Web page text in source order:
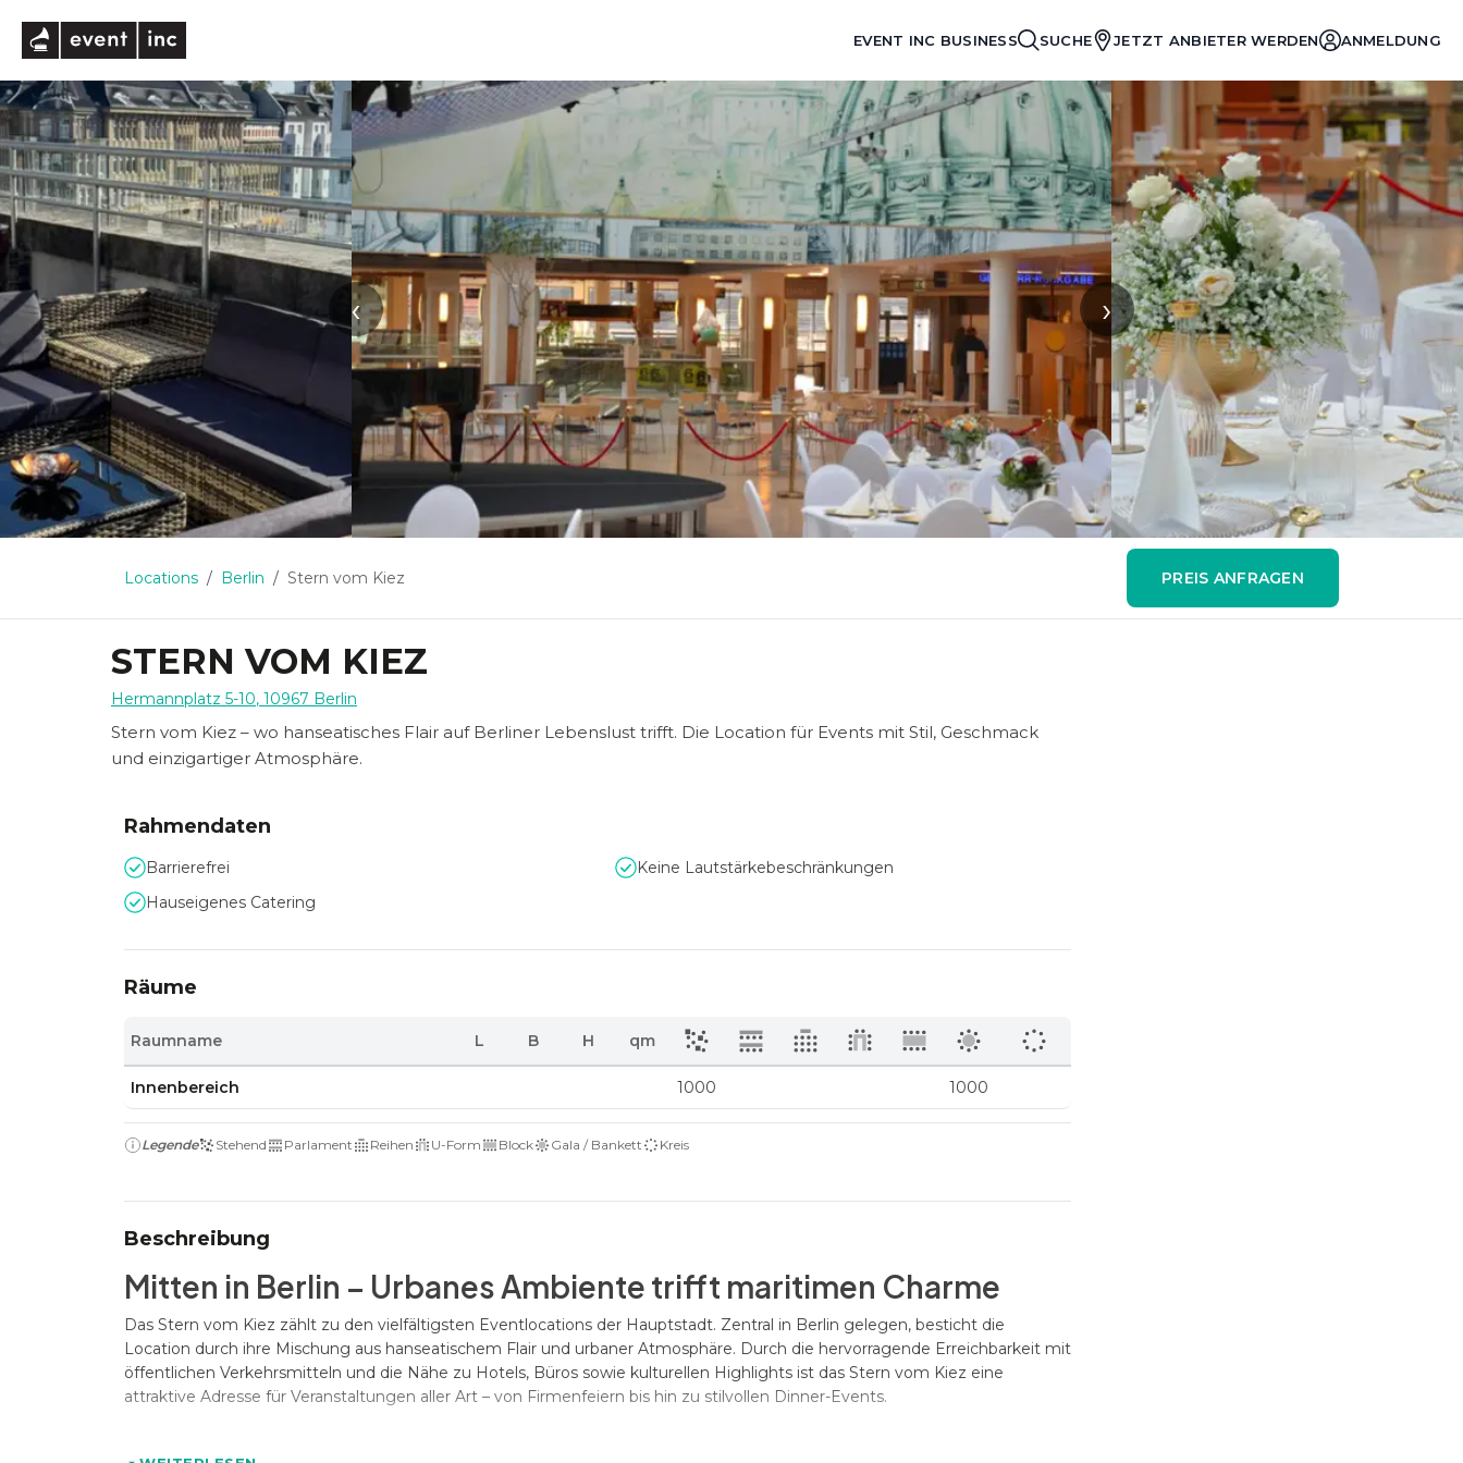
EVENT INC BUSINESS SUCHE JETZT ANBIETER WERDEN ANMELDUNG
‹ ›
Locations Berlin Stern vom Kiez PREIS ANFRAGEN
STERN VOM KIEZ
Hermannplatz 5-10, 10967 Berlin
Stern vom Kiez – wo hanseatisches Flair auf Berliner Lebenslust trifft. Die Location für Events mit Stil, Geschmack
und einzigartiger Atmosphäre.
Rahmendaten
Barrierefrei
Keine Lautstärkebeschränkungen
Hauseigenes Catering
Räume
Raumname L B H qm
Innenbereich 1000 1000
Legende Stehend Parlament Reihen U-Form Block Gala / Bankett Kreis
Beschreibung
Mitten in Berlin – Urbanes Ambiente trifft maritimen Charme
Das Stern vom Kiez zählt zu den vielfältigsten Eventlocations der Hauptstadt. Zentral in Berlin gelegen, besticht die
Location durch ihre Mischung aus hanseatischem Flair und urbaner Atmosphäre. Durch die hervorragende Erreichbarkeit mit
öffentlichen Verkehrsmitteln und die Nähe zu Hotels, Büros sowie kulturellen Highlights ist das Stern vom Kiez eine
attraktive Adresse für Veranstaltungen aller Art – von Firmenfeiern bis hin zu stilvollen Dinner-Events.